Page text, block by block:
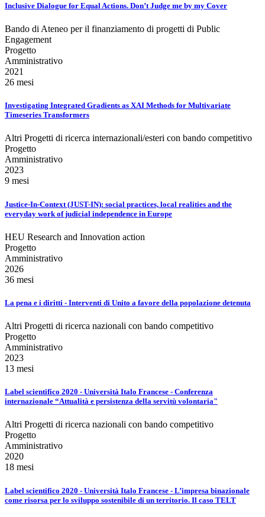
Inclusive Dialogue for Equal Actions. Don’t Judge me by my Cover
Bando di Ateneo per il finanziamento di progetti di Public
Engagement
Progetto
Amministrativo
2021
26 mesi
Investigating Integrated Gradients as XAI Methods for Multivariate
Timeseries Transformers
Altri Progetti di ricerca internazionali/esteri con bando competitivo
Progetto
Amministrativo
2023
9 mesi
Justice-In-Context (JUST-IN): social practices, local realities and the
everyday work of judicial independence in Europe
HEU Research and Innovation action
Progetto
Amministrativo
2026
36 mesi
La pena e i diritti - Interventi di Unito a favore della popolazione detenuta
Altri Progetti di ricerca nazionali con bando competitivo
Progetto
Amministrativo
2023
13 mesi
Label scientifico 2020 - Università Italo Francese - Conferenza
internazionale “Attualità e persistenza della servitù volontaria"
Altri Progetti di ricerca nazionali con bando competitivo
Progetto
Amministrativo
2020
18 mesi
Label scientifico 2020 - Università Italo Francese - L’impresa binazionale
come risorsa per lo sviluppo sostenibile di un territorio. Il caso TELT